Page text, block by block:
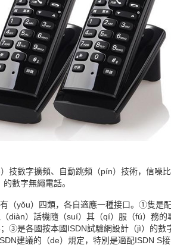
技數字擴頻、自動跳頻（pín）技術，信噪
數字無繩電話。
yǒu）四類，各自適應一種接口。①隻是
diàn）話機隨（suí）其（qí）服（fú）務
③是各國按本國ISDN試驗網設計（jì）的數
建議的（de）規定，特別是適配ISDN S